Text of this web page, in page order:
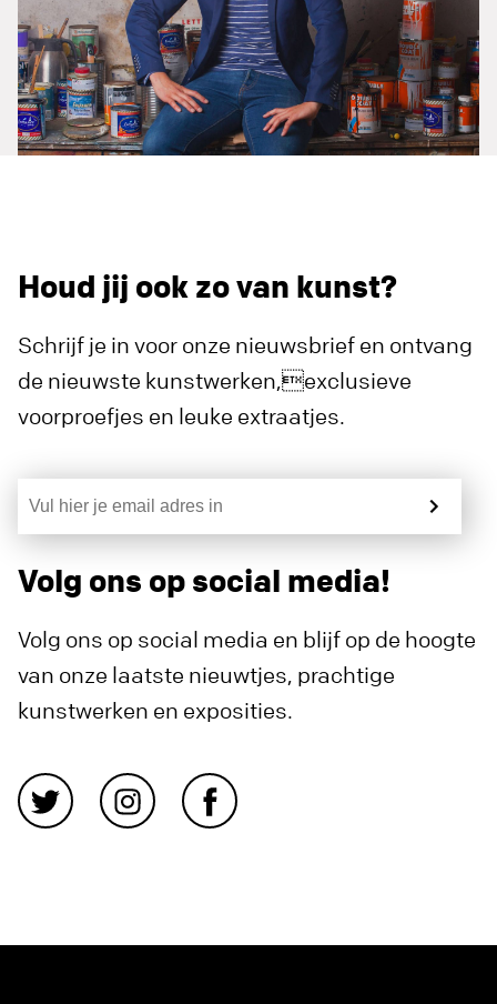
Houd jij ook zo van kunst?
Schrijf je in voor onze nieuwsbrief en ontvang
de nieuwste kunstwerken,exclusieve
voorproefjes en leuke extraatjes.
Volg ons op social media!
Volg ons op social media en blijf op de hoogte
van onze laatste nieuwtjes, prachtige
kunstwerken en exposities.